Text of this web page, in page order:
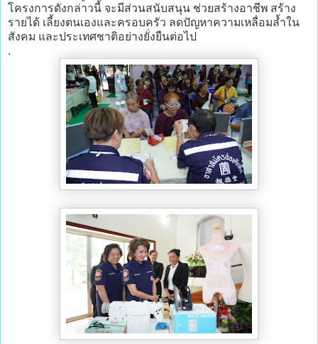
โครงการดังกล่าวนี้ จะมีส่วนสนับสนุน ช่วยสร้างอาชีพ สร้าง
รายได้ เลี้ยงตนเองและครอบครัว ลดปัญหาความเหลื่อมล้ำใน
สังคม และประเทศชาติอย่างยั่งยืนต่อไป
.